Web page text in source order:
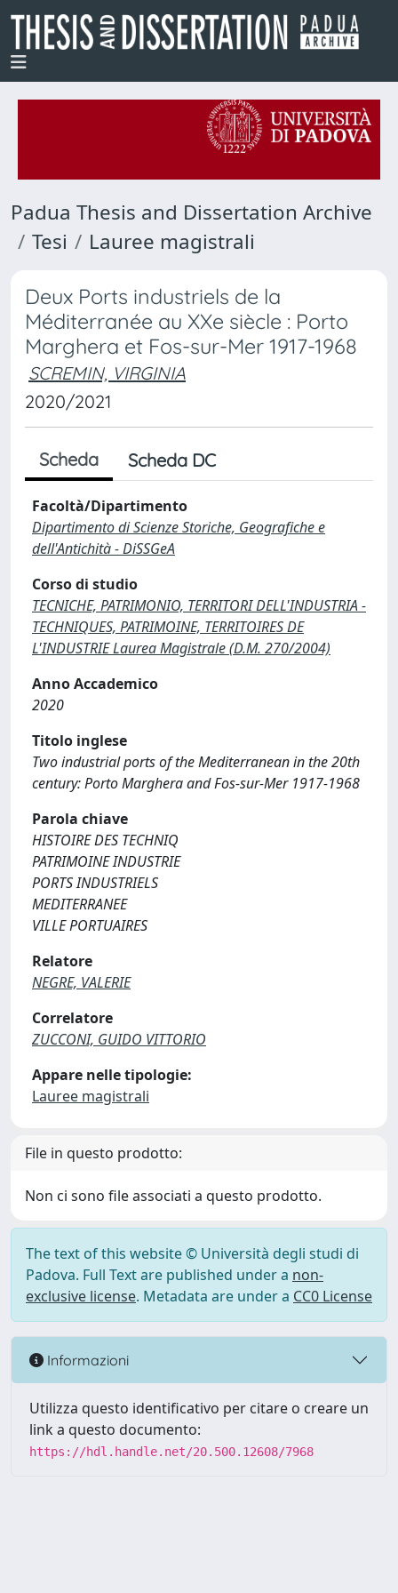
Padua Thesis and Dissertation Archive
Tesi
Lauree magistrali
Deux Ports industriels de la
Méditerranée au XXe siècle : Porto
Marghera et Fos-sur-Mer 1917-1968
SCREMIN, VIRGINIA
2020/2021
Scheda Scheda DC
Facoltà/Dipartimento
Dipartimento di Scienze Storiche, Geografiche e
dell'Antichità - DiSSGeA
Corso di studio
TECNICHE, PATRIMONIO, TERRITORI DELL'INDUSTRIA -
TECHNIQUES, PATRIMOINE, TERRITOIRES DE
L'INDUSTRIE Laurea Magistrale (D.M. 270/2004)
Anno Accademico
2020
Titolo inglese
Two industrial ports of the Mediterranean in the 20th
century: Porto Marghera and Fos-sur-Mer 1917-1968
Parola chiave
HISTOIRE DES TECHNIQ
PATRIMOINE INDUSTRIE
PORTS INDUSTRIELS
MEDITERRANEE
VILLE PORTUAIRES
Relatore
NEGRE, VALERIE
Correlatore
ZUCCONI, GUIDO VITTORIO
Appare nelle tipologie:
Lauree magistrali
File in questo prodotto:
Non ci sono file associati a questo prodotto.
The text of this website © Università degli studi di
Padova. Full Text are published under a non-
exclusive license. Metadata are under a CC0 License
Informazioni
Utilizza questo identificativo per citare o creare un
link a questo documento:
https://hdl.handle.net/20.500.12608/7968